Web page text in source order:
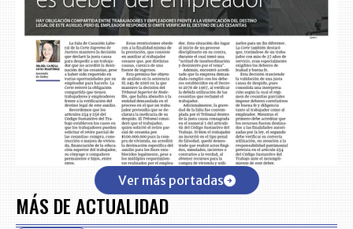
Ver más portadas
MÁS DE ACTUALIDAD